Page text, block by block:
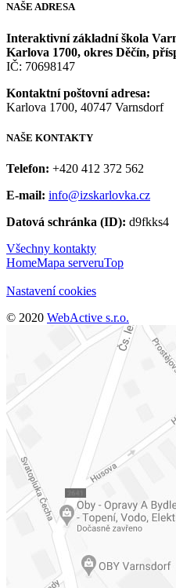
NAŠE ADRESA
Interaktivní základní škola
Karlova 1700, okres Děčín,
IČ: 70698147
Kontaktní poštovní adresa:
Karlova 1700, 40747 Varnsdorf
NAŠE KONTAKTY
Telefon: +420 412 372 562
E-mail: info@izskarlovka.cz
Datová schránka (ID): d9fkks4
Všechny kontakty
HomeMapa serveruTop
Nastavení cookies
© 2020 WebActive s.r.o.